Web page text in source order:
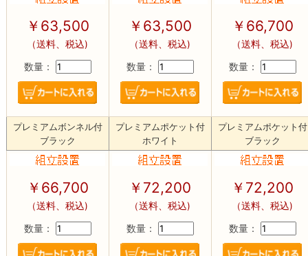
￥63,500
（送料、税込)
数量：
￥63,500
（送料、税込)
数量：
￥66,700
（送料、税込)
数量：
プレミアムボンネル付
ブラック
プレミアムポケット付
ホワイト
プレミアムポケット付
ブラック
￥66,700
（送料、税込)
数量：
￥72,200
（送料、税込)
数量：
￥72,200
（送料、税込)
数量：